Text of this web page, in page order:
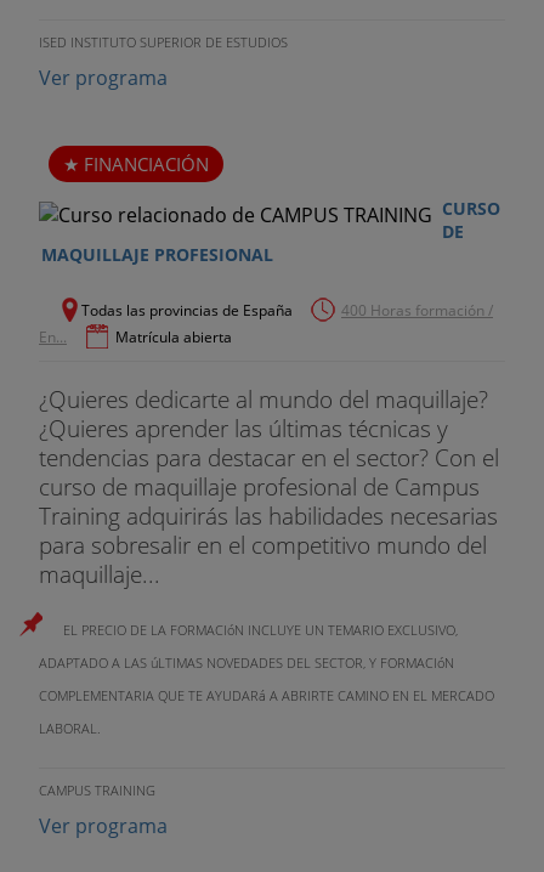
ISED INSTITUTO SUPERIOR DE ESTUDIOS
Ver programa
FINANCIACIÓN
CURSO
DE
MAQUILLAJE PROFESIONAL
Todas las provincias de España
400 Horas formación /
En...
Matrícula abierta
¿Quieres dedicarte al mundo del maquillaje?
¿Quieres aprender las últimas técnicas y
tendencias para destacar en el sector? Con el
curso de maquillaje profesional de Campus
Training adquirirás las habilidades necesarias
para sobresalir en el competitivo mundo del
maquillaje...
EL PRECIO DE LA FORMACIóN INCLUYE UN TEMARIO EXCLUSIVO,
ADAPTADO A LAS úLTIMAS NOVEDADES DEL SECTOR, Y FORMACIóN
COMPLEMENTARIA QUE TE AYUDARá A ABRIRTE CAMINO EN EL MERCADO
LABORAL.
CAMPUS TRAINING
Ver programa